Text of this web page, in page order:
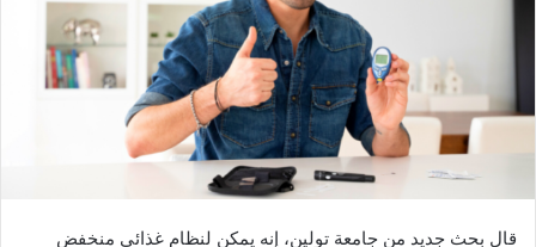
قال بحث جديد من جامعة تولين، إنه يمكن لنظام غذائي منخفض